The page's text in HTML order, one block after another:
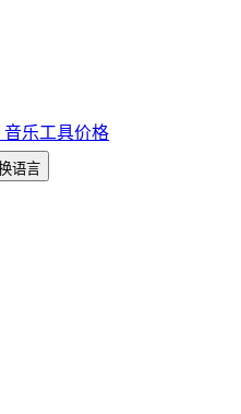
音乐工具价格
语言